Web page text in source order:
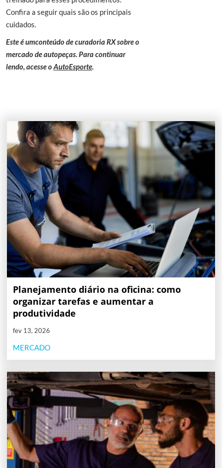
Confira a seguir quais são os principais
cuidados.
Este é umconteúdo de curadoria RX sobre o
mercado de autopeças. Para continuar
lendo, acesse oAutoEsporte.
Planejamento diário na oficina: como
organizar tarefas e aumentar a
produtividade
fev 13, 2026
MERCADO